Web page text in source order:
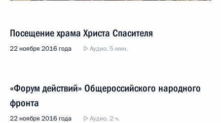
Посещение храма Христа Спасителя
22 ноября 2016 года Аудио, 5 мин.
«Форум действий» Общероссийского народного
фронта
22 ноября 2016 года Аудио, 2 ч.